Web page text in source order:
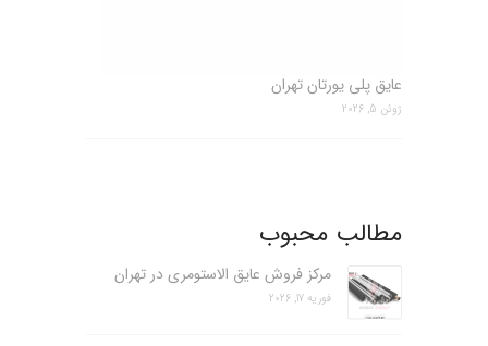
عایق پلی یورتان تهران
ژوئن 5, 2026
مطالب محبوب
مرکز فروش عایق الاستومری در تهران
فوریه 17, 2026